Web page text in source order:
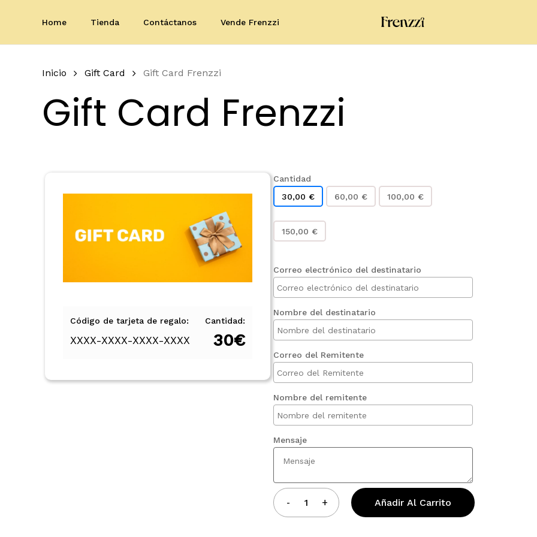
Home Tienda Contáctanos Vende Frenzzi
Inicio Gift Card Gift Card Frenzzi
Gift Card Frenzzi
Código de tarjeta de regalo:
XXXX-XXXX-XXXX-XXXX
Cantidad:
30€
Cantidad
30,00 € 60,00 € 100,00 €
150,00 €
Correo electrónico del destinatario
Nombre del destinatario
Correo del Remitente
Nombre del remitente
Mensaje
Añadir Al Carrito